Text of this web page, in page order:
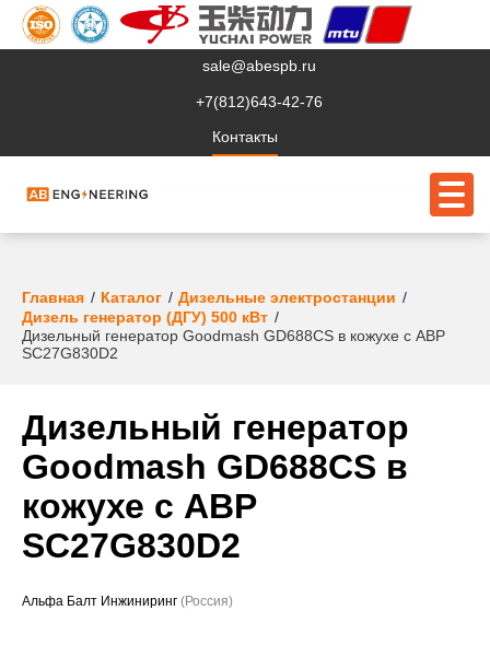
sale@abespb.ru
+7(812)643-42-76
Контакты
О компании
Клиентам
Сервис
Судовое ЭО
Проекты
Главная Каталог
Дизельные электростанции
Дизель генератор (ДГУ) 500 кВт
Дизельный генератор Goodmash GD688CS в кожухе с АВР
SC27G830D2
Дизельный генератор
Goodmash GD688CS в
кожухе с АВР
SC27G830D2
Альфа Балт Инжиниринг (Россия)